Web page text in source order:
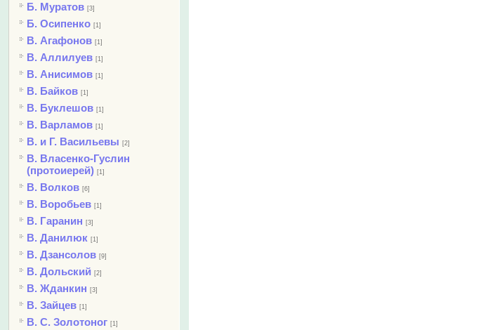
Б. Муратов [3]
Б. Осипенко [1]
В. Агафонов [1]
В. Аллилуев [1]
В. Анисимов [1]
В. Байков [1]
В. Буклешов [1]
В. Варламов [1]
В. и Г. Васильевы [2]
В. Власенко-Гуслин
(протоиерей) [1]
В. Волков [6]
В. Воробьев [1]
В. Гаранин [3]
В. Данилюк [1]
В. Дзансолов [9]
В. Дольский [2]
В. Жданкин [3]
В. Зайцев [1]
В. С. Золотоног [1]